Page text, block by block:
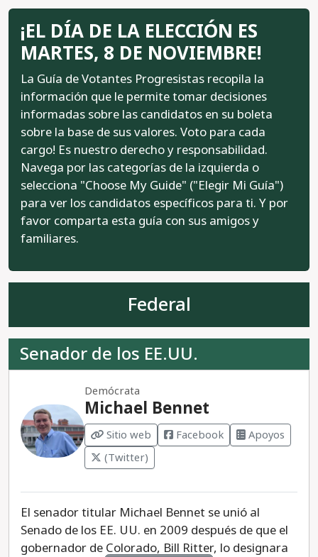
¡EL DÍA DE LA ELECCIÓN ES
MARTES, 8 DE NOVIEMBRE!
La Guía de Votantes Progresistas recopila la
información que le permite tomar decisiones
informadas sobre las candidatos en su boleta
sobre la base de sus valores. Voto para cada
cargo! Es nuestro derecho y responsabilidad.
Navega por las categorías de la izquierda o
selecciona "Choose My Guide" ("Elegir Mi Guía")
para ver los candidatos específicos para ti. Y por
favor comparta esta guía con sus amigos y
familiares.
Federal
Senador de los EE.UU.
Demócrata
Michael Bennet
Sitio web Facebook
Apoyos
(Twitter)
El senador titular Michael Bennet se unió al
Senado de los EE. UU. en 2009 después de que el
gobernador de Colorado, Bill Ritter, lo designara